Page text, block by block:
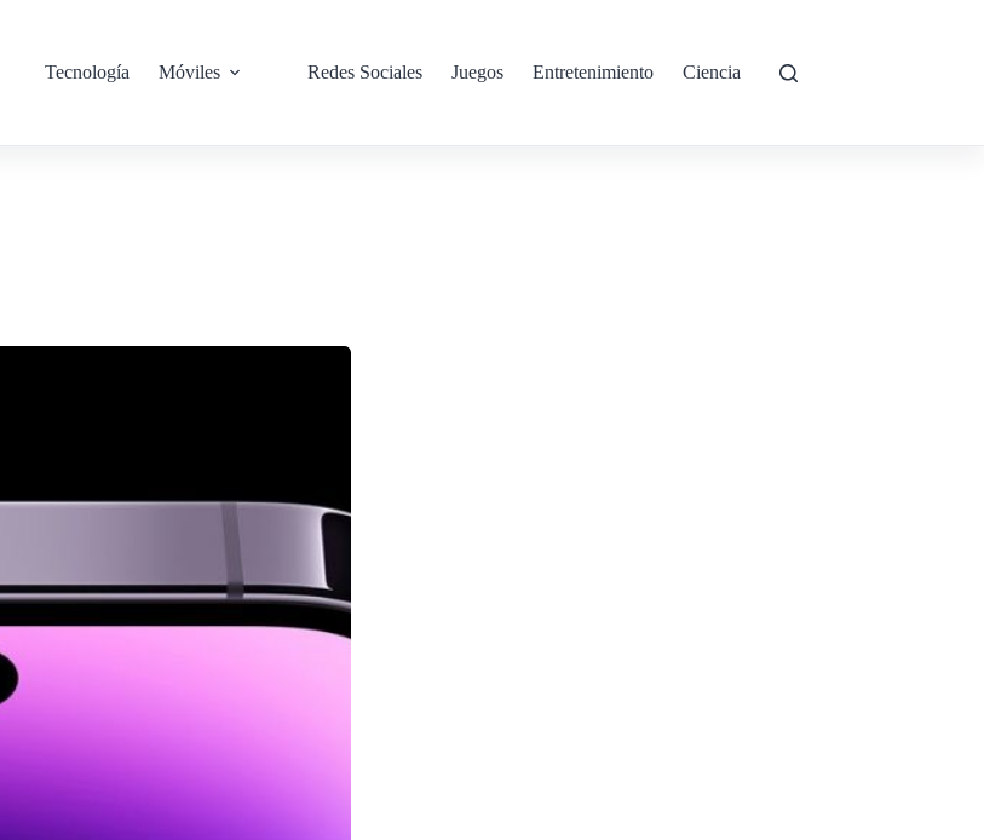
Tecnología Móviles Redes Sociales Juegos Entretenimiento Ciencia